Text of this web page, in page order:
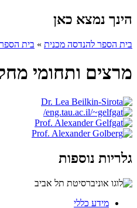
הינך נמצא כאן
בית הספר להנדסה מכנית » בית
מרצים ותחומי
גלריות נוספות
מידע כללי